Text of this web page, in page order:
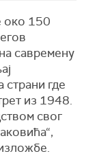
око 150
савремену
страни где
из 1948.
свог